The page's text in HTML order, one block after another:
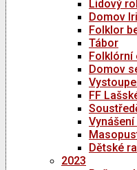
Lidový
Domov
Folklor
Tábor
Folklórní
Domov
FF
Dětské
2023